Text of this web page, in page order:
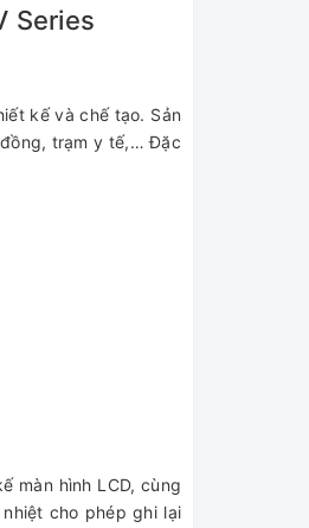
Series
kế và chế tạo. Sản
trạm y tế,… Đặc
màn hình LCD, cùng
cho phép ghi lại